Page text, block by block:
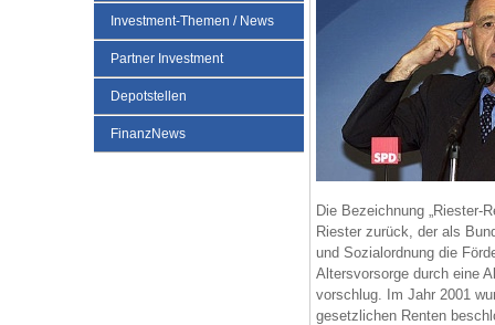
Investment-Themen / News
Partner Investment
Depotstellen
FinanzNews
Die Bezeichnung „Riester-
Riester zurück, der als
und Sozialordnung die
Altersvorsorge durch eine
vorschlug. Im Jahr 2001
gesetzlichen Renten